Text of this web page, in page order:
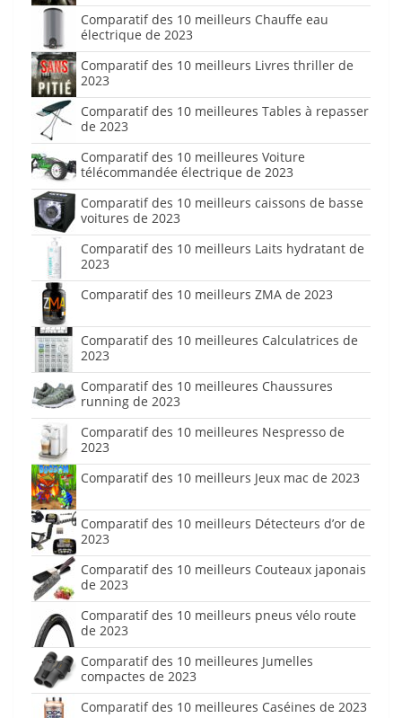
Comparatif des 10 meilleurs Chauffe eau
électrique de 2023
Comparatif des 10 meilleurs Livres thriller de
2023
Comparatif des 10 meilleures Tables à repasser
de 2023
Comparatif des 10 meilleures Voiture
télécommandée électrique de 2023
Comparatif des 10 meilleurs caissons de basse
voitures de 2023
Comparatif des 10 meilleurs Laits hydratant de
2023
Comparatif des 10 meilleurs ZMA de 2023
Comparatif des 10 meilleures Calculatrices de
2023
Comparatif des 10 meilleures Chaussures
running de 2023
Comparatif des 10 meilleures Nespresso de
2023
Comparatif des 10 meilleurs Jeux mac de 2023
Comparatif des 10 meilleurs Détecteurs d’or de
2023
Comparatif des 10 meilleurs Couteaux japonais
de 2023
Comparatif des 10 meilleurs pneus vélo route
de 2023
Comparatif des 10 meilleures Jumelles
compactes de 2023
Comparatif des 10 meilleures Caséines de 2023